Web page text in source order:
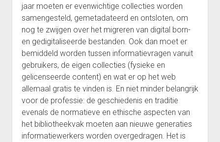
jaar moeten er evenwichtige collecties worden
samengesteld, gemetadateerd en ontsloten, om
nog te zwijgen over het migreren van digital born-
en gedigitaliseerde bestanden. Ook dan moet er
bemiddeld worden tussen informatievragen vanuit
gebruikers, de eigen collecties (fysieke en
gelicenseerde content) en wat er op het web
allemaal gratis te vinden is. En niet minder belangrijk
voor de professie: de geschiedenis en traditie
evenals de normatieve en ethische aspecten van
het bibliotheekvak moeten aan nieuwe generaties
informatiewerkers worden overgedragen. Het is